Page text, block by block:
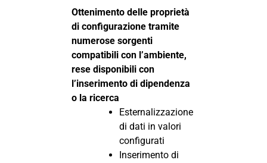
Ottenimento delle proprietà
di configurazione tramite
numerose sorgenti
compatibili con l’ambiente,
rese disponibili con
l’inserimento di dipendenza
o la ricerca
Esternalizzazione
di dati in valori
configurati
Inserimento di